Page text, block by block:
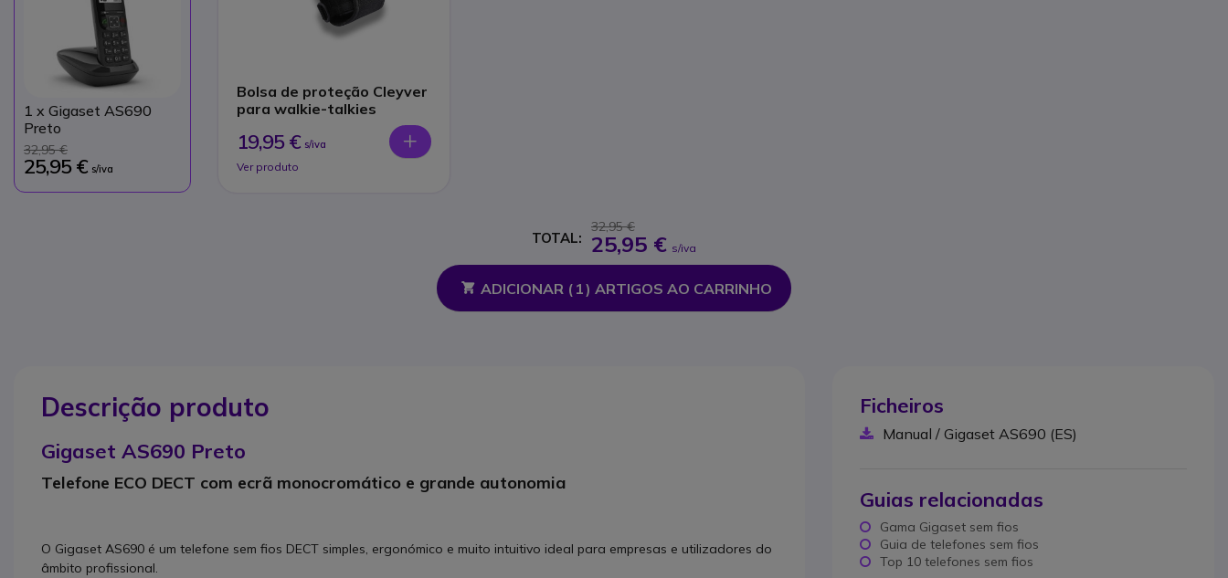
1 x Gigaset AS690
Preto
32,95 €
25,95 € s/iva
Bolsa de proteção Cleyver
para walkie-talkies
19,95 € s/iva
Ver produto
TOTAL:
32,95 €
25,95 € s/iva
ADICIONAR ( 1) ARTIGOS AO CARRINHO
Descrição produto
Gigaset AS690 Preto
Telefone ECO DECT com ecrã monocromático e grande autonomia
O Gigaset AS690 é um telefone sem fios DECT simples, ergonómico e muito intuitivo ideal para empresas e utilizadores do
âmbito profissional.
Ficheiros
Manual / Gigaset AS690 (ES)
Guias relacionadas
Gama Gigaset sem fios
Guia de telefones sem fios
Top 10 telefones sem fios